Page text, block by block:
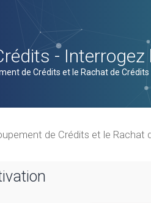
-
de Crédits et le Rachat de Crédits
de Crédits et le Rachat